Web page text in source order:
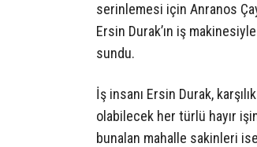
serinlemesi için Anranos
Ersin Durak’ın iş
sundu.
İş insanı Ersin Durak,
olabilecek her türlü hayır
bunalan mahalle sakinleri